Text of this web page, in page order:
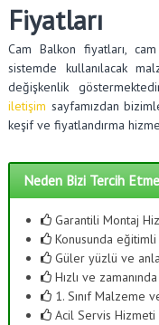
Fiyatları
Cam Balkon fiyatları,
sistemde kullanılacak
değişkenlik
iletişim sayfamızdan
keşif ve fiyatlandırma
Neden Bizi Tercih
Garantili Montaj
Konusunda
Güler yüzlü ve
Hızlı ve
1. Sınıf Malzeme
Acil Servis Hizmeti